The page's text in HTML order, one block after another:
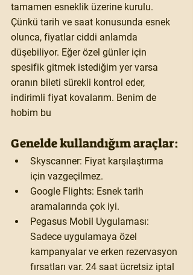
tamamen esneklik üzerine kurulu.
Çünkü tarih ve saat konusunda esnek
olunca, fiyatlar ciddi anlamda
düşebiliyor. Eğer özel günler için
spesifik gitmek istediğim yer varsa
oranın bileti sürekli kontrol eder,
indirimli fiyat kovalarım. Benim de
hobim bu
Genelde kullandığım araçlar:
Skyscanner: Fiyat karşılaştırma
için vazgeçilmez.
Google Flights: Esnek tarih
aramalarında çok iyi.
Pegasus Mobil Uygulaması:
Sadece uygulamaya özel
kampanyalar ve erken rezervasyon
fırsatları var. 24 saat ücretsiz iptal